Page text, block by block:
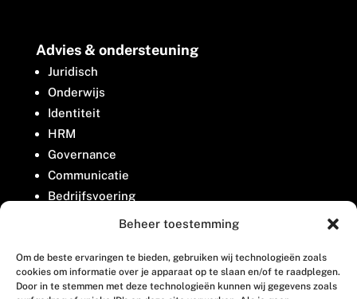
Beheer toestemming
Om de beste ervaringen te bieden, gebruiken wij technologieën zoals
cookies om informatie over je apparaat op te slaan en/of te raadplegen.
Door in te stemmen met deze technologieën kunnen wij gegevens zoals
Advies & ondersteuning
Juridisch
Onderwijs
Identiteit
HRM
Governance
Communicatie
Bedrijfsvoering
Belangenbehartiging
Contact